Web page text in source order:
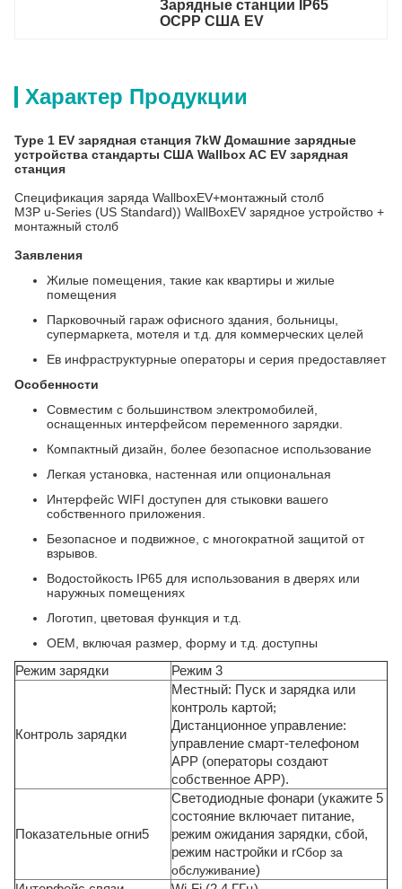
Зарядные станции IP65
OCPP США EV
Характер Продукции
Type 1 EV зарядная станция 7kW Домашние зарядные
устройства стандарты США Wallbox AC EV зарядная
станция
Спецификация заряда WallboxEV+монтажный столб
M3P u-Series (US Standard)) WallBoxEV зарядное устройство +
монтажный столб
Заявления
Жилые помещения, такие как квартиры и жилые
помещения
Парковочный гараж офисного здания, больницы,
супермаркета, мотеля и т.д. для коммерческих целей
Ев инфраструктурные операторы и серия предоставляет
Особенности
Совместим с большинством электромобилей,
оснащенных интерфейсом переменного зарядки.
Компактный дизайн, более безопасное использование
Легкая установка, настенная или опциональная
Интерфейс WIFI доступен для стыковки вашего
собственного приложения.
Безопасное и подвижное, с многократной защитой от
взрывов.
Водостойкость IP65 для использования в дверях или
наружных помещениях
Логотип, цветовая функция и т.д.
OEM, включая размер, форму и т.д. доступны
Режим зарядки
Режим 3
Контроль зарядки
Местный: Пуск и зарядка или
контроль картой;
Дистанционное управление:
управление смарт-телефоном
APP (операторы создают
собственное APP).
Показательные огни5
Светодиодные фонари (укажите 5
состояние включает питание,
режим ожидания зарядки, сбой,
режим настройки и rСбор за
обслуживание)